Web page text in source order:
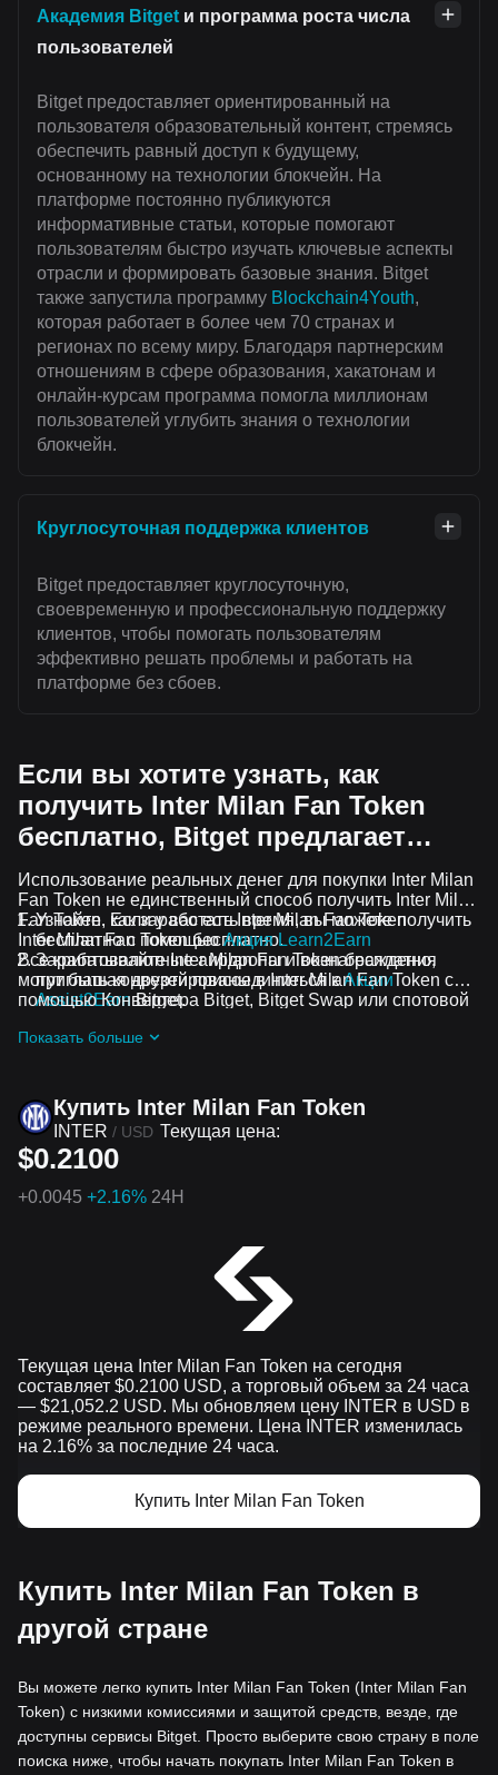
Академия Bitget и программа роста числа
пользователей
Bitget предоставляет ориентированный на
пользователя образовательный контент, стремясь
обеспечить равный доступ к будущему,
основанному на технологии блокчейн. На
платформе постоянно публикуются
информативные статьи, которые помогают
пользователям быстро изучать ключевые аспекты
отрасли и формировать базовые знания. Bitget
также запустила программу Blockchain4Youth,
которая работает в более чем 70 странах и
регионах по всему миру. Благодаря партнерским
отношениям в сфере образования, хакатонам и
онлайн-курсам программа помогла миллионам
пользователей углубить знания о технологии
блокчейн.
Круглосуточная поддержка клиентов
Bitget предоставляет круглосуточную,
своевременную и профессиональную поддержку
клиентов, чтобы помогать пользователям
эффективно решать проблемы и работать на
платформе без сбоев.
Если вы хотите узнать, как
получить Inter Milan Fan Token
бесплатно, Bitget предлагает…
Использование реальных денег для покупки Inter Milan
Fan Token не единственный способ получить Inter Milan
Fan Token. Если у вас есть время, вы можете получить
Inter Milan Fan Token бесплатно.
Узнайте, как заработать Inter Milan Fan Token
бесплатно с помощьюАкция Learn2Earn
Зарабатывайте Inter Milan Fan Token бесплатно,
приглашая друзей присоединиться кАкции
Assist2EarnBitget.
аирдропы, присоединившись к
Все криптовалютные аирдропы и вознаграждения
могут быть конвертированы в Inter Milan Fan Token с
помощью Конвертера Bitget, Bitget Swap или спотовой
Показать больше
Купить Inter Milan Fan Token
INTER / USD Текущая цена:
$0.2100
+0.0045 +2.16% 24H
Текущая цена Inter Milan Fan Token на сегодня
составляет $0.2100 USD, а торговый объем за 24 часа
— $21,052.2 USD. Мы обновляем цену INTER в USD в
режиме реального времени. Цена INTER изменилась
на 2.16% за последние 24 часа.
Купить Inter Milan Fan Token
Купить Inter Milan Fan Token в
другой стране
Вы можете легко купить Inter Milan Fan Token (Inter Milan Fan
Token) с низкими комиссиями и защитой средств, везде, где
доступны сервисы Bitget. Просто выберите свою страну в поле
поиска ниже, чтобы начать покупать Inter Milan Fan Token в